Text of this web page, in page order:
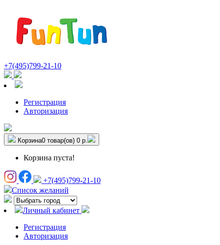
+7(495)799-21-10
Регистрация
Авторизация
Корзина0 товар(ов) 0 р.
Корзина пуста!
+7(495)799-21-10
Список желаний
Личный кабинет
Регистрация
Авторизация